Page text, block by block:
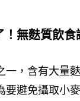
無麩質飲食
一，含有大量
要避免攝取小